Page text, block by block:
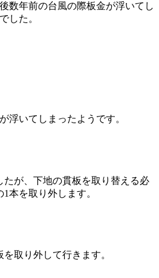
数年前の台風の際板金が浮いてし
した。
浮いてしまったようです。
たが、下地の貫板を取り替える必
本を取り外します。
取り外して行きます。